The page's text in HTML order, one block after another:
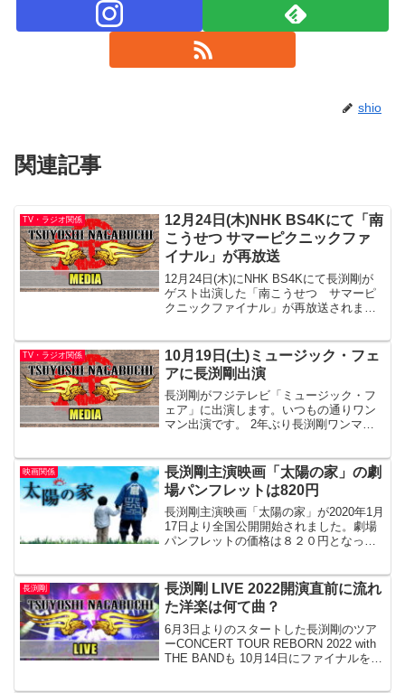
shio
関連記事
TV・ラジオ関係
12月24日(木)NHK BS4Kにて「南
こうせつ サマーピクニックファ
イナル」が再放送
12月24日(木)にNHK BS4Kにて長渕剛が
ゲスト出演した「南こうせつ サマーピ
クニックファイナル」が再放送されま
TV・ラジオ関係
10月19日(土)ミュージック・フェ
アに長渕剛出演
長渕剛がフジテレビ「ミュージック・フ
ェア」に出演します。いつもの通りワン
マン出演です。 2年ぶり長渕剛ワンマ
映画秘話も満載2014年発表楽曲「明日へ
続く道」 2...
映画関係
長渕剛主演映画「太陽の家」の劇
場パンフレットは820円
長渕剛主演映画「太陽の家」が2020年1月
17日より全国公開開始されました。劇場
パンフレットの価格は８２０円となって
長渕剛
長渕剛 LIVE 2022開演直前に流れ
た洋楽は何て曲？
6月3日よりのスタートした長渕剛のツア
ーCONCERT TOUR REBORN 2022 with
THE BANDも 10月14日にファイナルを向